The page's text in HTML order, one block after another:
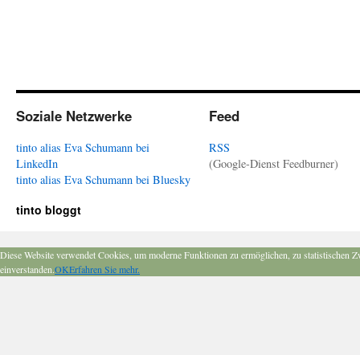
Soziale Netzwerke
tinto alias Eva Schumann bei
LinkedIn
tinto alias Eva Schumann bei Bluesky
Feed
RSS
(Google-Dienst Feedburner)
tinto bloggt
Diese Website verwendet Cookies, um moderne Funktionen zu ermöglichen, zu
einverstanden.OKErfahren Sie mehr.